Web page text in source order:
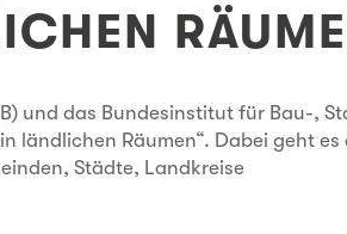
und das Bundesinstitut für Bau-,
ländlichen Räumen“. Dabei geht
Städte, Landkreise